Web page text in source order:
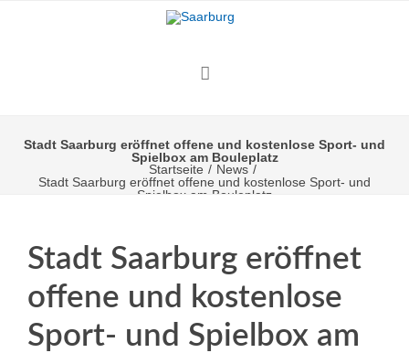
Stadt Saarburg eröffnet offene und kostenlose Sport- und
Spielbox am Bouleplatz
Startseite / News /
Stadt Saarburg eröffnet offene und kostenlose Sport- und
Spielbox am Bouleplatz
Stadt Saarburg eröffnet
offene und kostenlose
Sport- und Spielbox am